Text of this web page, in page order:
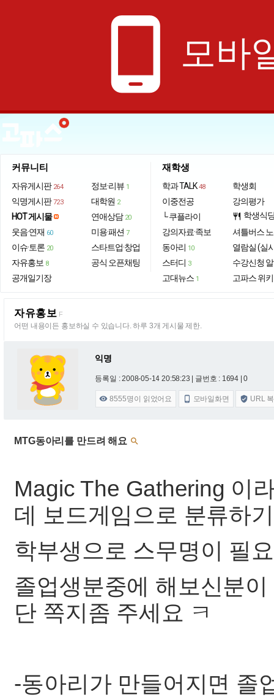
phone_android 모바
커뮤니티
자유게시판 264
익명게시판 723
HOT 게시물
웃음·연재 60
이슈·토론 20
자유홍보 8
공개일기장
정보·리뷰 1
대학원 2
연애상담 20
미용·패션 7
스타트업·창업
공식 오픈채팅
재학생
학과 TALK 48
이중전공
└ 쿠플라이
강의자료·족보
동아리 10
스터디 3
고대뉴스 1
학생회
강의평가
restaurant 학생식
셔틀버스
열람실 (실
수강신청
고파스 위키
자유홍보 F
어떤 내용이든 홍보하실 수 있습니다. 하루 3개 게시물 제한.
익명
등록일 : 2008-05-14 20:58:23 | 글번호 : 1694 | 0
 8555명이 읽었어요  모바일화면  URL
MTG동아리를 만드려 해요 
Magic The Gathering 이
데 보드게임으로 분류하
학부생으로 스무명이 필
졸업생분중에 해보신분
단 쪽지좀 주세요 ㅋ
-동아리가 만들어지면 졸